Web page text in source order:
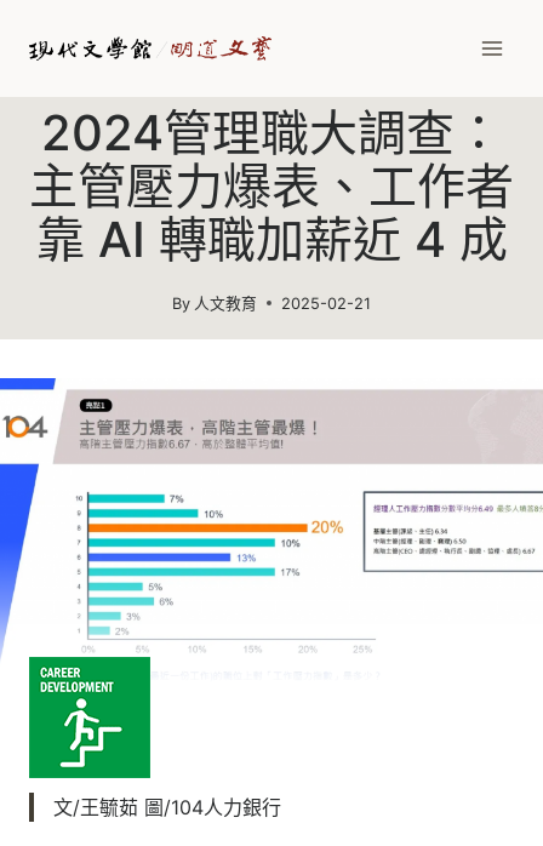
2024管理職大調查：
主管壓力爆表、工作者
靠 AI 轉職加薪近 4 成
By 人文教育 2025-02-21
文/王毓茹 圖/104人力銀行